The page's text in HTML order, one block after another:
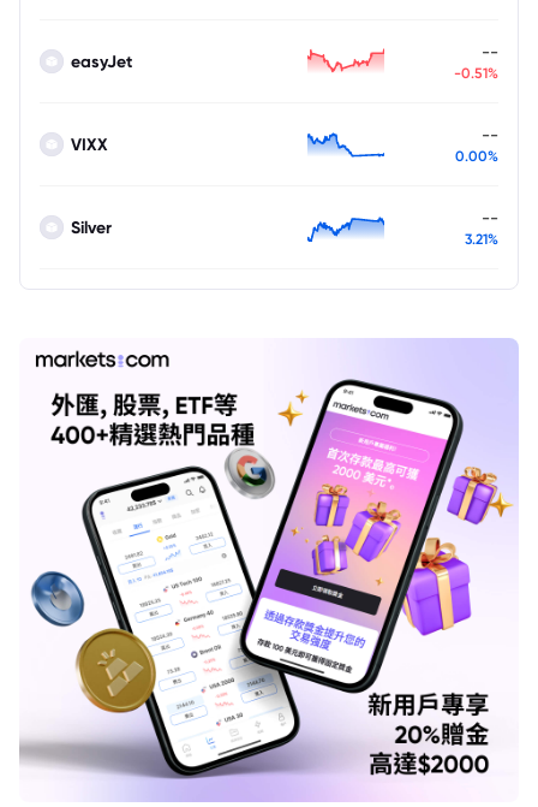
easyJet --
-0.51%
VIXX --
0.00%
Silver --
3.21%